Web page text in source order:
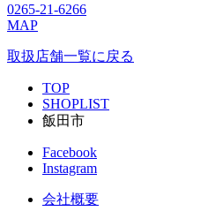
0265-21-6266
MAP
取扱店舗一覧に戻る
TOP
SHOPLIST
飯田市
Facebook
Instagram
会社概要